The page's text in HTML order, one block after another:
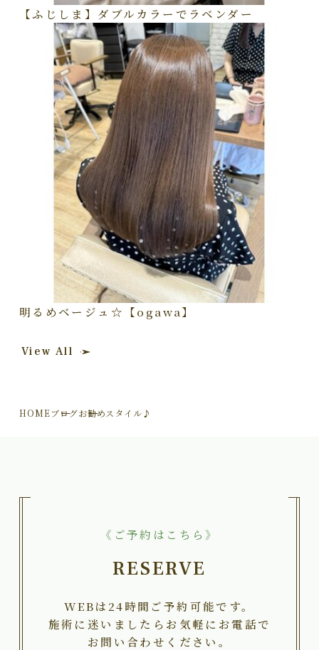
【ふじしま】ダブルカラーでラベンダー
明るめベージュ☆【ogawa】
View All
HOMEブログお勧めスタイル♪
《ご予約はこちら》
RESERVE
WEBは24時間ご予約可能です。
施術に迷いましたらお気軽にお電話で
お問い合わせください。